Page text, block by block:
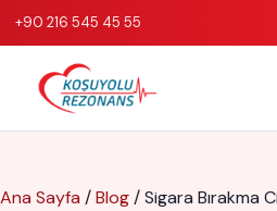
+90 216 545 45 55
Ana Sayfa /Blog/Sigara Bırakma